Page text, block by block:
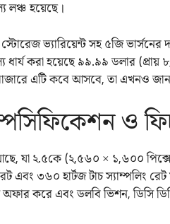
লঞ্চ হয়েছে।
ভ্যারিয়েন্ট সহ ৫জি
ধার্য করা হয়েছে ৯৯.৯৯ ডলার (প্রায়
এটি কবে আসবে, তা এখনও
ও
যা ২.৫কে (২,৫৬০ × ১,৬০০
এবং ৩৬০ হার্টজ টাচ স্যাম্পলিং
অফার করে এবং ডলবি ভিশন, ডিসি